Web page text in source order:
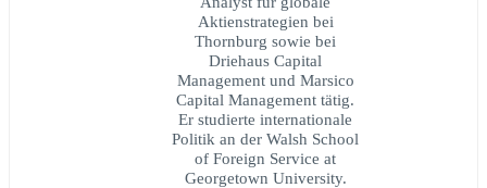
Aktienstrategien bei
Thornburg sowie bei
Driehaus Capital
Management und Marsico
Capital Management tätig.
Er studierte internationale
Politik an der Walsh School
of Foreign Service at
Georgetown University.